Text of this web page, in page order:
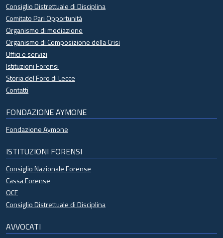
Consiglio Distrettuale di Disciplina
Comitato Pari Opportunità
Organismo di mediazione
Organismo di Composizione della Crisi
Uffici e servizi
Istituzioni Forensi
Storia del Foro di Lecce
Contatti
FONDAZIONE AYMONE
Fondazione Aymone
ISTITUZIONI FORENSI
Consiglio Nazionale Forense
Cassa Forense
OCF
Consiglio Distrettuale di Disciplina
AVVOCATI